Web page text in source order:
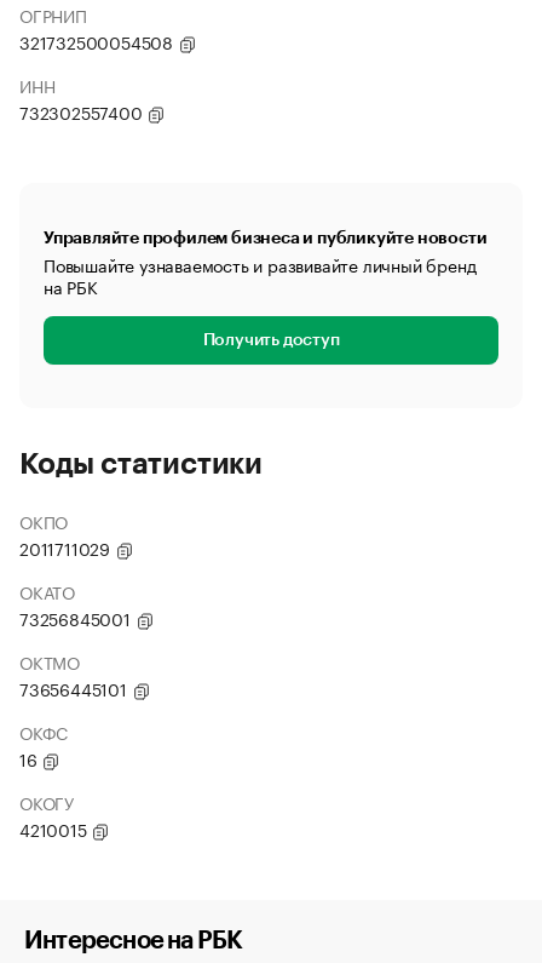
ОГРНИП
321732500054508
ИНН
732302557400
Управляйте профилем бизнеса и публикуйте новости
Повышайте узнаваемость и развивайте личный бренд
на РБК
Получить доступ
Коды статистики
ОКПО
2011711029
ОКАТО
73256845001
ОКТМО
73656445101
ОКФС
16
ОКОГУ
4210015
Интересное на РБК